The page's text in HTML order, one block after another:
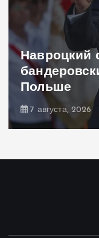
Навроцкий
Польше
7 августа, 2026